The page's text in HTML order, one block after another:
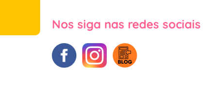
Nos siga nas redes sociais